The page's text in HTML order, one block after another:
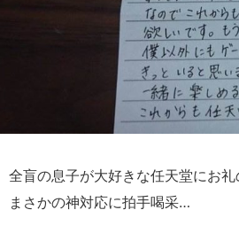
全盲の息子が大好きな任天堂にお礼
まさかの神対応に拍手喝采…